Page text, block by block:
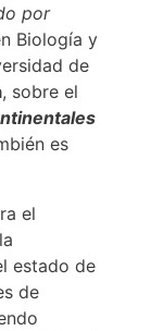
por
Biología y
de
, sobre el
es
el
estado de
de